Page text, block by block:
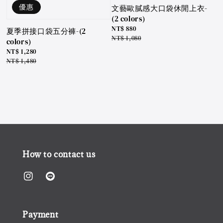
優惠
夏季拼接口袋五分褲-(2
colors)
Sale
price
NT$ 1,280
Regular
NT$ 1,480
文藝歐膩感大口袋休閒上衣-
(2 colors)
Sale
price
NT$ 880
Regular
NT$ 1,080
How to contact us
Payment